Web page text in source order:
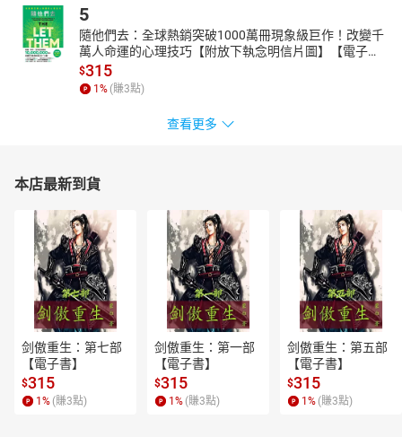
蚊蟲藥膏・防蚊驅蚊產品：小小孩不能使用含有薄荷、樟腦
成分之產品
氣喘吸入劑：正確長期使用 能大大降低死亡風險
血糖注射藥物：正確使用才能避免併發症
抗生素：斬草要除根，一定要吃完療程
維生素C：功能眾多，人體最重要的水溶性維生素
益生菌：好菌越多，壞菌就消失了
維骨力：潤滑關節內腔，改善退化性關節炎
膠原蛋白：不只變美，身體維持穩定更 是需要它！
褪黑激素：改善睡眠品質及週期
CoQ10：超強抗氧化劑，好處多多
牛樟芝．靈芝．冬蟲夏草：有益人體，不能當成藥物
癌症保健：確保足夠能量，得以應付治療及復原所需
銀髮族保健：求精準，不貪心
更年期保健：善用保健品，助妳安然度過更年期
孕期保健品：每個階段都重要，兼顧媽媽及寶寶
嬰兒．幼童的營養補充：正確補給讓寶寶成為金貝比
運動健身：增肌、減脂並行
5
隨他們去：全球熱銷突破1000萬冊現象級巨作！改變千
萬人命運的心理技巧【附放下執念明信片圖】【電子
書】
$315
1 % (賺3點)
查看更多
本店最新到貨
剑傲重生：第七部
【電子書】
$315
1 % (賺3點)
剑傲重生：第一部
【電子書】
$315
1 % (賺3點)
剑傲重生：第五部
【電子書】
$315
1 % (賺3點)